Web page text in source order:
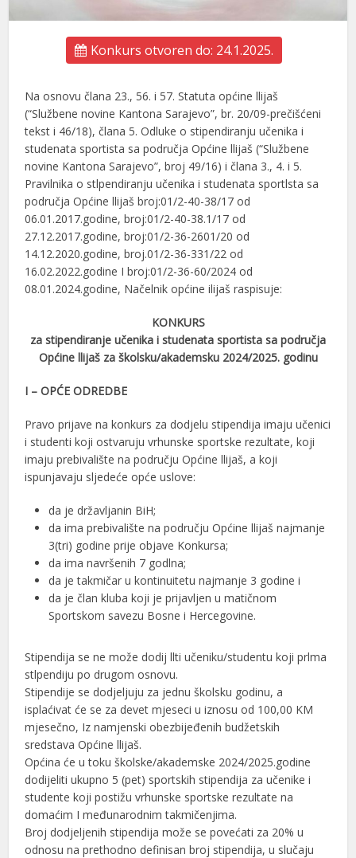
Konkurs otvoren do: 24.1.2025.
Na osnovu člana 23., 56. i 57. Statuta općine llijaš
(“Službene novine Kantona Sarajevo”, br. 20/09-prečišćeni
tekst i 46/18), člana 5. Odluke o stipendiranju učenika i
studenata sportista sa područja Općine llijaš (“Službene
novine Kantona Sarajevo”, broj 49/16) i člana 3., 4. i 5.
Pravilnika o stlpendiranju učenika i studenata sportlsta sa
područja Općine llijaš broj:01/2-40-38/17 od
06.01.2017.godine, broj:01/2-40-38.1/17 od
27.12.2017.godine, broj:01/2-36-2601/20 od
14.12.2020.godine, broj.01/2-36-331/22 od
16.02.2022.godine I broj:01/2-36-60/2024 od
08.01.2024.godine, Načelnik općine ilijaš raspisuje:
KONKURS
za stipendiranje učenika i studenata sportista sa područja
Općine llijaš za školsku/akademsku 2024/2025. godinu
I – OPĆE ODREDBE
Pravo prijave na konkurs za dodjelu stipendija imaju učenici
i studenti koji ostvaruju vrhunske sportske rezultate, koji
imaju prebivalište na području Općine llijaš, a koji
ispunjavaju sljedeće opće uslove:
da je državljanin BiH;
da ima prebivalište na području Općine llijaš najmanje
3(tri) godine prije objave Konkursa;
da ima navršenih 7 godlna;
da je takmičar u kontinuitetu najmanje 3 godine i
da je član kluba koji je prijavljen u matičnom
Sportskom savezu Bosne i Hercegovine.
Stipendija se ne može dodij llti učeniku/studentu koji prlma
stlpendiju po drugom osnovu.
Stipendije se dodjeljuju za jednu školsku godinu, a
isplaćivat će se za devet mjeseci u iznosu od 100,00 KM
mjesečno, Iz namjenski obezbijeđenih budžetskih
sredstava Općine llijaš.
Općina će u toku školske/akademske 2024/2025.godine
dodijeliti ukupno 5 (pet) sportskih stipendija za učenike i
studente koji postižu vrhunske sportske rezultate na
domaćim I međunarodnim takmičenjima.
Broj dodjeljenih stipendija može se povećati za 20% u
odnosu na prethodno definisan broj stipendija, u slučaju